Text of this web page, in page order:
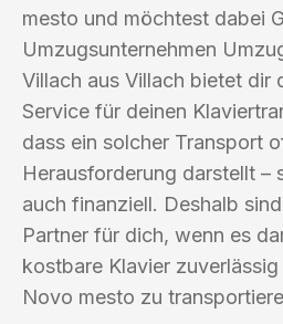
mesto und möchtest dabei
Umzugsunternehmen
Villach aus Villach bietet dir
Service für deinen
dass ein solcher Transport
Herausforderung darstellt –
auch finanziell. Deshalb
Partner für dich, wenn es
kostbare Klavier
Novo mesto zu